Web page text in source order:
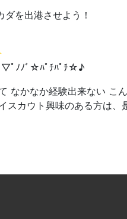
を出港させよう！
▽ﾟﾉﾉﾞ☆ﾊﾟﾁﾊﾟﾁ☆♪
なかなか経験出来ない
スカウト興味のある方は、